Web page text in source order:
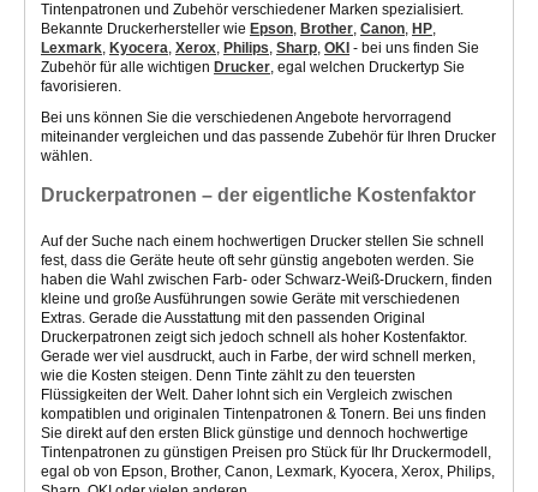
Tintenpatronen und Zubehör verschiedener Marken spezialisiert.
Bekannte Druckerhersteller wie Epson, Brother, Canon, HP,
Lexmark, Kyocera, Xerox, Philips, Sharp, OKI - bei uns finden Sie
Zubehör für alle wichtigen Drucker, egal welchen Druckertyp Sie
favorisieren.
Bei uns können Sie die verschiedenen Angebote hervorragend
miteinander vergleichen und das passende Zubehör für Ihren Drucker
wählen.
Druckerpatronen – der eigentliche Kostenfaktor
Auf der Suche nach einem hochwertigen Drucker stellen Sie schnell
fest, dass die Geräte heute oft sehr günstig angeboten werden. Sie
haben die Wahl zwischen Farb- oder Schwarz-Weiß-Druckern, finden
kleine und große Ausführungen sowie Geräte mit verschiedenen
Extras. Gerade die Ausstattung mit den passenden Original
Druckerpatronen zeigt sich jedoch schnell als hoher Kostenfaktor.
Gerade wer viel ausdruckt, auch in Farbe, der wird schnell merken,
wie die Kosten steigen. Denn Tinte zählt zu den teuersten
Flüssigkeiten der Welt. Daher lohnt sich ein Vergleich zwischen
kompatiblen und originalen Tintenpatronen & Tonern. Bei uns finden
Sie direkt auf den ersten Blick günstige und dennoch hochwertige
Tintenpatronen zu günstigen Preisen pro Stück für Ihr Druckermodell,
egal ob von Epson, Brother, Canon, Lexmark, Kyocera, Xerox, Philips,